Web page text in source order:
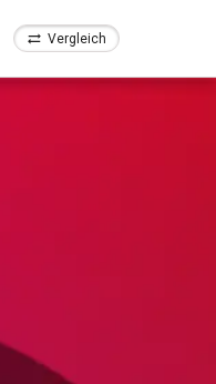
Vergleich